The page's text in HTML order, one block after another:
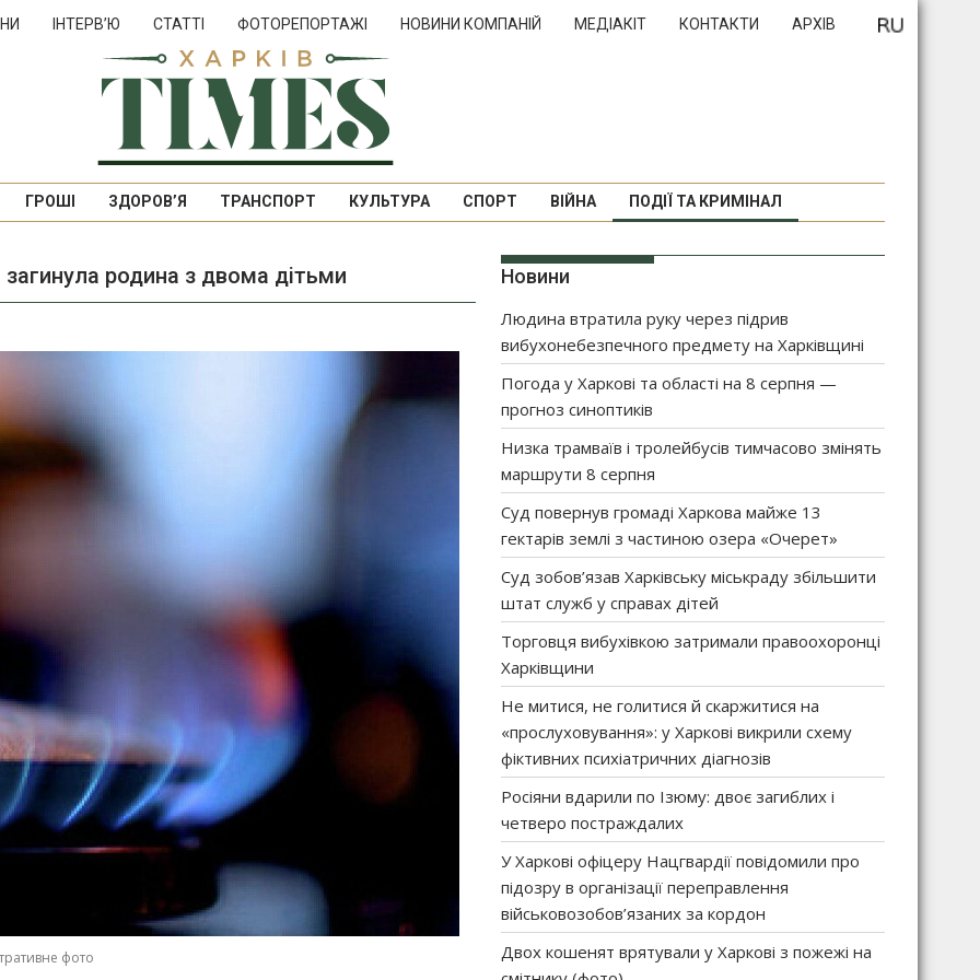
ІНТЕРВ’Ю СТАТТІ ФОТОРЕПОРТАЖІ НОВИНИ КОМПАНІЙ МЕДІАКІТ КОНТАКТИ АРХІВ
ГРОШІ ЗДОРОВ’Я ТРАНСПОРТ КУЛЬТУРА СПОРТ ВІЙНА ПОДІЇ ТА КРИМІНАЛ
родина з двома дітьми
фото
Новини
Людина втратила руку через підрив
вибухонебезпечного предмету на Харківщині
Погода у Харкові та області на 8 серпня —
прогноз синоптиків
Низка трамваїв і тролейбусів тимчасово змінять
маршрути 8 серпня
Суд повернув громаді Харкова майже 13
гектарів землі з частиною озера «Очерет»
Суд зобов’язав Харківську міськраду збільшити
штат служб у справах дітей
Торговця вибухівкою затримали правоохоронці
Харківщини
Не митися, не голитися й скаржитися на
«прослуховування»: у Харкові викрили схему
фіктивних психіатричних діагнозів
Росіяни вдарили по Ізюму: двоє загиблих і
четверо постраждалих
У Харкові офіцеру Нацгвардії повідомили про
підозру в організації переправлення
військовозобов’язаних за кордон
Двох кошенят врятували у Харкові з пожежі на